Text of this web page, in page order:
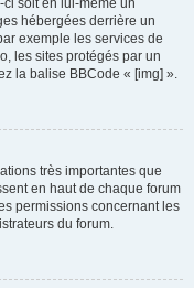
soit en lui-même un
hébergées derrière un
exemple les services de
les sites protégés par un
la balise BBCode « [img] ».
très importantes que
en haut de chaque forum
permissions concernant les
du forum.